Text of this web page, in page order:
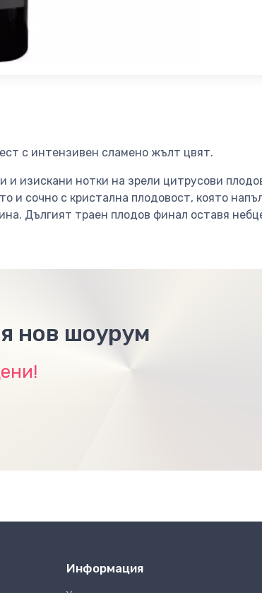
с интензивен сламено жълт цвят.
и изискани нотки на зрели цитрусови
и сочно с кристална плодовост, която
Дългият траен плодов финал оставя
нов шоурум
Информация